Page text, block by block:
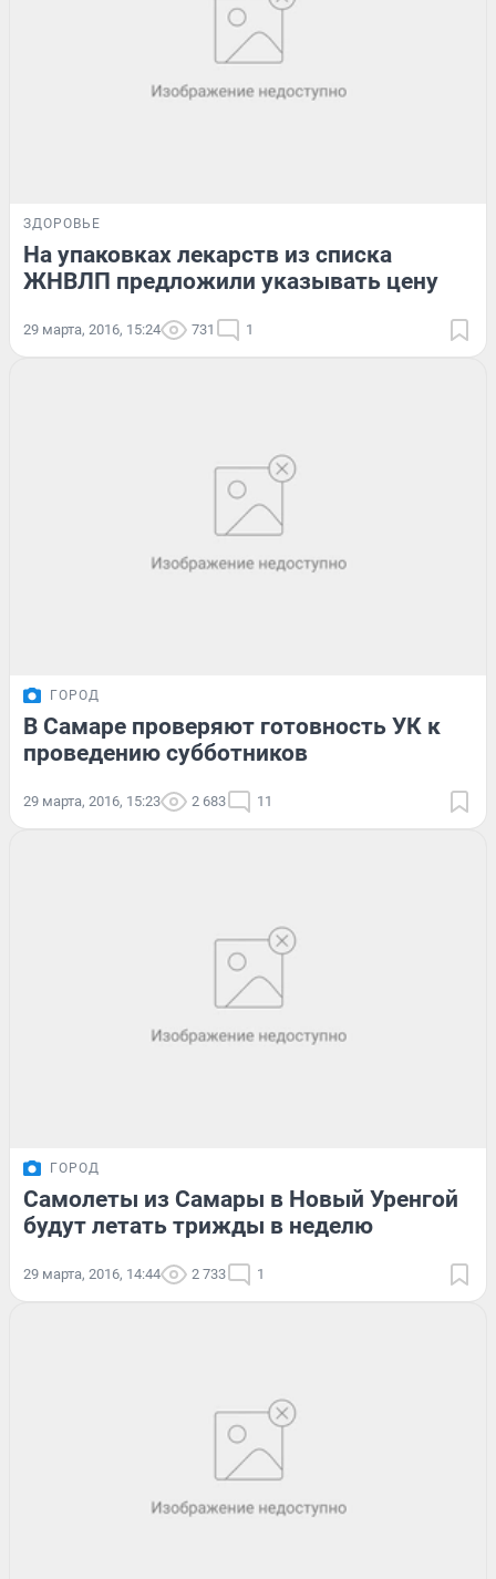
ЗДОРОВЬЕ
На упаковках лекарств из списка
ЖНВЛП предложили указывать цену
29 марта, 2016, 15:24 731 1
ГОРОД
В Самаре проверяют готовность УК к
проведению субботников
29 марта, 2016, 15:23 2 683 11
ГОРОД
Самолеты из Самары в Новый Уренгой
будут летать трижды в неделю
29 марта, 2016, 14:44 2 733 1